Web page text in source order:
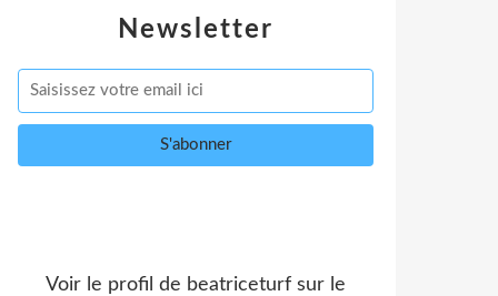
Newsletter
Voir le profil de beatriceturf sur le